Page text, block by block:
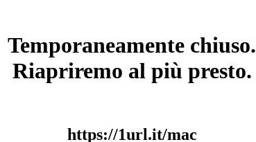
Temporaneamente chiuso.
Riapriremo al più presto.
https://1url.it/mac